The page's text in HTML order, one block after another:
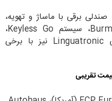
صندلی برقی با ماساژ و تهویه،
سیستم صوتی Bose یا Burmester، سیستم Keyless Go،
سانروف پانوراما و فرمان صوتی Linguatronic نیز با برخی